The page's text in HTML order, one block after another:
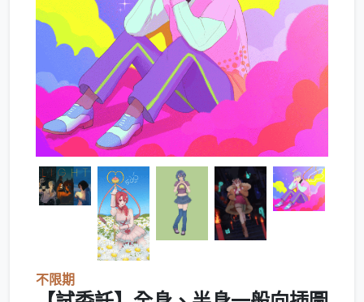
不限期